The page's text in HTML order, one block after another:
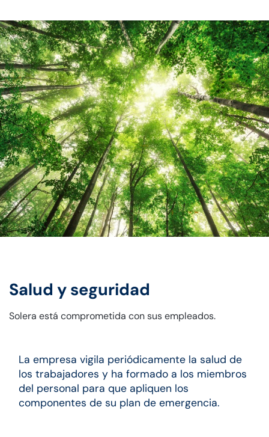
Salud y seguridad
Solera está comprometida con sus empleados.
La empresa vigila periódicamente la salud de
los trabajadores y ha formado a los miembros
del personal para que apliquen los
componentes de su plan de emergencia.